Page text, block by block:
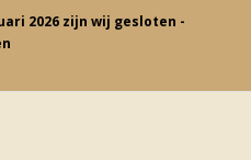
2026 zijn wij gesloten -